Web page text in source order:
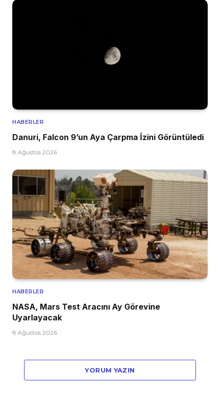
HABERLER
Danuri, Falcon 9’un Aya Çarpma İzini Görüntüledi
8 Ağustos 2026
HABERLER
NASA, Mars Test Aracını Ay Görevine
Uyarlayacak
8 Ağustos 2026
YORUM YAZIN